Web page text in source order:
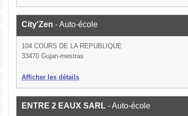
City'Zen - Auto-école
104 COURS DE LA REPUBLIQUE
33470 Gujan-mestras
Afficher les détails
ENTRE 2 EAUX SARL - Auto-école